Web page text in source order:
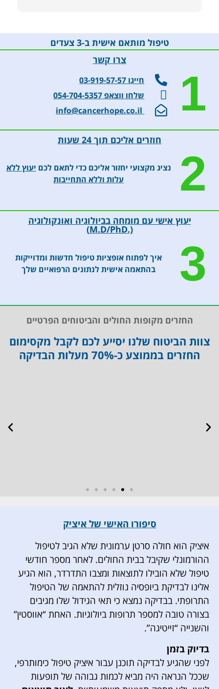
טיפול מותאם אישית ב-3 צעדים
צרו קשר
1
חייגו 03-919-57-57
שלחו ווצאפ 054-704-5357
חוזרים אליכם תוך 24 שעות
2 נציג מקצועי יחזור אליכם כדי לתאם לכם יעוץ ללא
עלות וללא התחייבות
יעוץ אישי עם מומחה בביולוגיה ואונקולוגיה
(.M.D/PhD)
3
איך לפתוח אופציות טיפול חדשות ומדוייקות
בהתאמה אישית לנתונים הרפואיים שלך
החזרים מקופות החולים והביטוחים הפרטיים
צוות הביטוח שלנו יסייע לכם לקבל מקסימום
החזרים בממוצע כ-70% מעלות הבדיקה
סיפורו האישי של איציק
איציק הוא חולה סרטן ערמונית שלא הגיב לטיפול
ההורמונלי שקיבל בבית החולים. לאחר מספר חודשי
טיפול שלא הובילו לתוצאות ומצבו התדרדר, הוא הגיע
אלינו לבדיקת ביופסיה נוזלית להתאמה של הטיפול
התרופתי. בבדיקה נמצא כי תאי הגידול שלו מגיבים
בצורה טובה למספר תרופות ביולוגיות. האחת “אווסטין”
והשנייה “זייטיגה”.
בדיוק בזמן
לפני שהגיע לבדיקה תוכנן עבור איציק טיפול כימותרפי,
שככל הנראה היה מביא לכמות גבוהה של תופעות